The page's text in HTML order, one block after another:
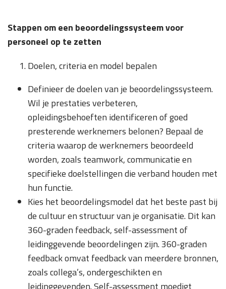
Stappen om een beoordelingssysteem voor
personeel op te zetten
Doelen, criteria en model bepalen
Definieer de doelen van je beoordelingssysteem.
Wil je prestaties verbeteren,
opleidingsbehoeften identificeren of goed
presterende werknemers belonen? Bepaal de
criteria waarop de werknemers beoordeeld
worden, zoals teamwork, communicatie en
specifieke doelstellingen die verband houden met
hun functie.
Kies het beoordelingsmodel dat het beste past bij
de cultuur en structuur van je organisatie. Dit kan
360-graden feedback, self-assessment of
leidinggevende beoordelingen zijn. 360-graden
feedback omvat feedback van meerdere bronnen,
zoals collega’s, ondergeschikten en
leidinggevenden. Self-assessment moedigt